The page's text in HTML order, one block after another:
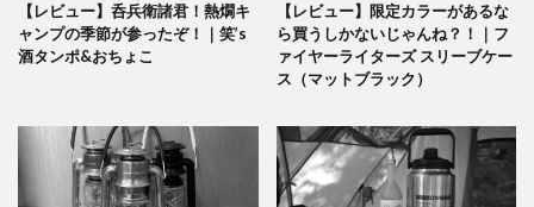
【レビュー】呑兵衛諸君！熱燗キ
ャンプの季節が参ったぞ！｜笑’s
酒タンポ&おちょこ
【レビュー】限定カラーがあるな
ら買うしかないじゃんね？！｜フ
ァイヤーライターズ スリーブケー
ス（マットブラック）